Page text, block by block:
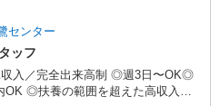
センター
ッフ
入／完全出来高制 ◎週3日〜OK◎
OK ◎扶養の範囲を超えた高収入も